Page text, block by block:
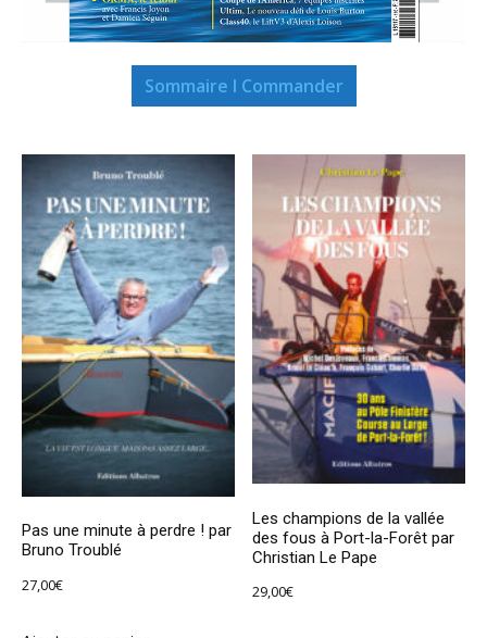
Sommaire I Commander
Pas une minute à perdre ! par
Bruno Troublé
27,00€
Les champions de la vallée
des fous à Port-la-Forêt par
Christian Le Pape
29,00€